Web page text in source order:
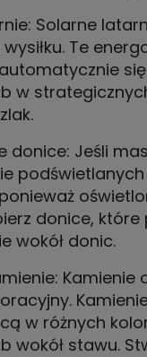
Solarne
Te
się
w
donice: Jeśli
donice,
wokół donic.
w różnych
wokół stawu.